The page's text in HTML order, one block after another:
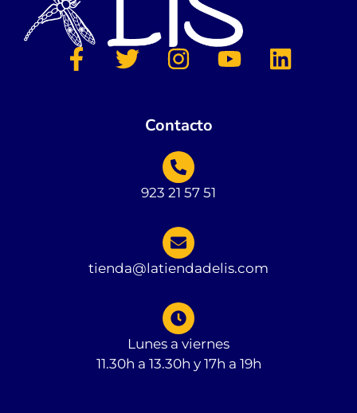
Contacto
923 21 57 51
tienda@latiendadelis.com
Lunes a viernes
11.30h a 13.30h y 17h a 19h